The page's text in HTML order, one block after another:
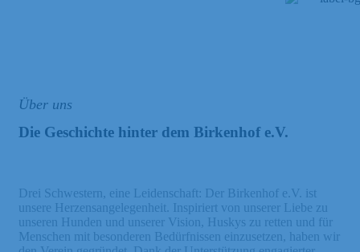
Über uns
Die Geschichte hinter dem Birkenhof e.V.
Drei Schwestern, eine Leidenschaft: Der Birkenhof e.V. ist
unsere Herzensangelegenheit. Inspiriert von unserer Liebe zu
unseren Hunden und unserer Vision, Huskys zu retten und für
Menschen mit besonderen Bedürfnissen einzusetzen, haben wir